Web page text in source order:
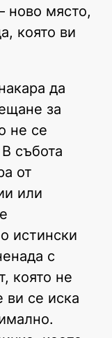
ново място,
която ви
да
за
не се
събота
от
или
истински
с
която не
ви се иска